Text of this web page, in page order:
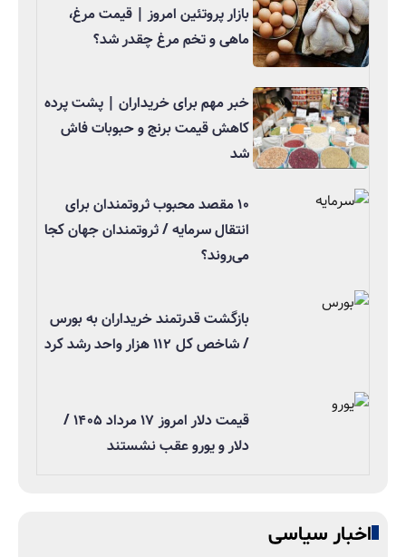
بازار پروتئین امروز | قیمت مرغ،
ماهی و تخم مرغ چقدر شد؟
خبر مهم برای خریداران | پشت پرده
کاهش قیمت برنج و حبوبات فاش
شد
۱۰ مقصد محبوب ثروتمندان برای
انتقال سرمایه / ثروتمندان جهان کجا
می‌روند؟
بازگشت قدرتمند خریداران به بورس
/ شاخص کل ۱۱۲ هزار واحد رشد کرد
قیمت دلار امروز ۱۷ مرداد ۱۴۰۵ /
دلار و یورو عقب نشستند
اخبار سیاسی